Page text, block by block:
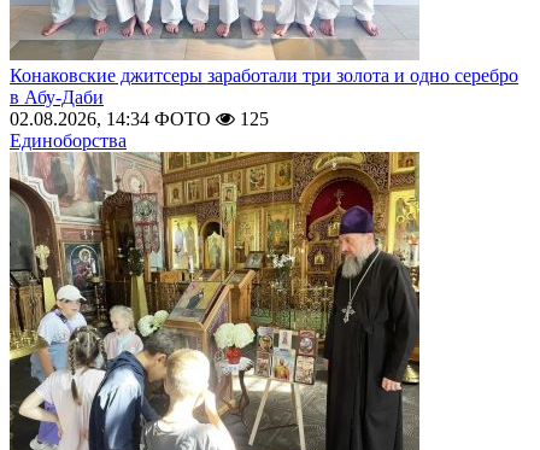
Конаковские джитсеры заработали три золота и одно серебро
в Абу-Даби
02.08.2026, 14:34 ФОТО
125
Единоборства